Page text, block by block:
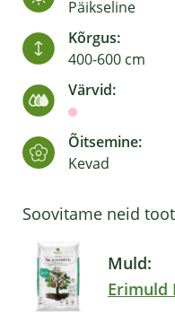
Päikseline
Kõrgus:
400-600 cm
Värvid:
Õitsemine:
Kevad
Soovitame neid
Muld:
Erimuld